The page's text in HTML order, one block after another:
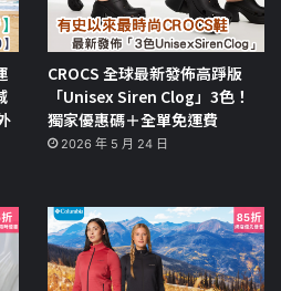
CROCS 全球最新發佈高踭版
「Unisex Siren Clog」3色！
獨家優惠碼＋全單免運費
2026 年 5 月 24 日